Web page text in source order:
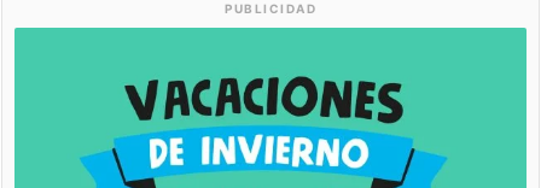
PUBLICIDAD